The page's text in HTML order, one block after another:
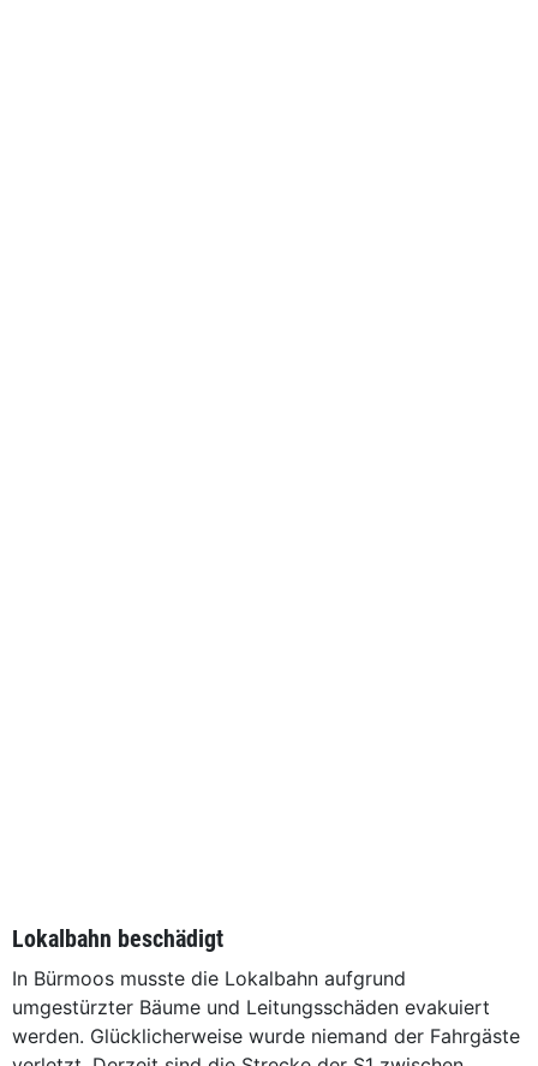
Lokalbahn beschädigt
In Bürmoos musste die Lokalbahn aufgrund
umgestürzter Bäume und Leitungsschäden evakuiert
werden. Glücklicherweise wurde niemand der Fahrgäste